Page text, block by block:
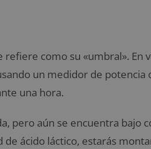
como su «umbral». En
un medidor de potencia
una hora.
pero aún se encuentra bajo
ácido láctico, estarás